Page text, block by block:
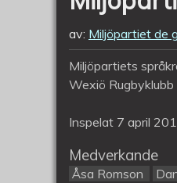
av: Miljöpartiet de
Miljöpartiets
Wexiö
Inspelat 7 april
Medverkande
Åsa Romson